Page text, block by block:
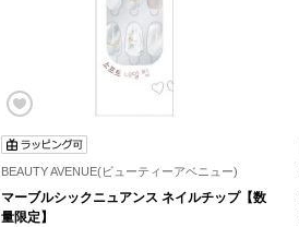
BEAUTY AVENUE(ビューティーアベニュー)
マーブルシックニュアンス ネイルチップ【数
量限定】